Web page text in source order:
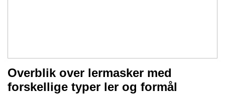
Overblik over lermasker med
forskellige typer ler og formål